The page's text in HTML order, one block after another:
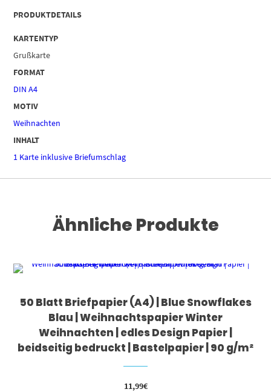
PRODUKTDETAILS
KARTENTYP
Grußkarte
FORMAT
DIN A4
MOTIV
Weihnachten
INHALT
1 Karte inklusive Briefumschlag
Ähnliche Produkte
50 Blatt Briefpapier (A4) | Blue Snowflakes
Blau | Weihnachtspapier Winter
Weihnachten | edles Design Papier |
beidseitig bedruckt | Bastelpapier | 90 g/m²
11,99€